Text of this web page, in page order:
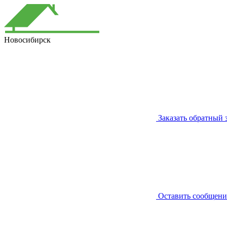
Новосибирск
Заказать обратный
Оставить